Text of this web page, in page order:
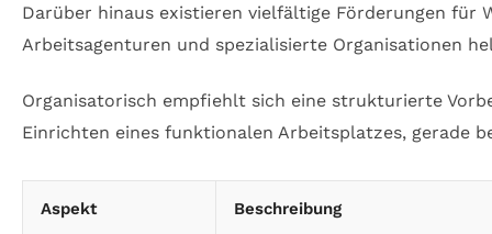
Darüber hinaus existieren vielfältige Förderungen
Arbeitsagenturen und spezialisierte Organisationen
Organisatorisch empfiehlt sich eine strukturierte
Einrichten eines funktionalen Arbeitsplatzes, gerade
Aspekt Beschreibung